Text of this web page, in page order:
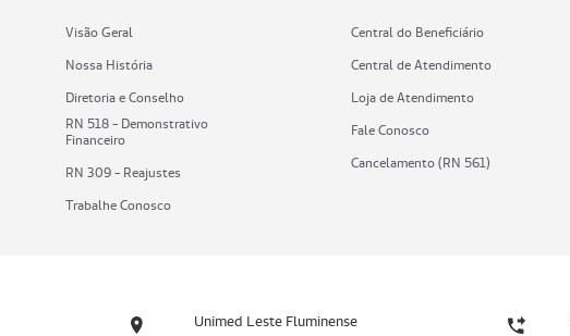
Visão Geral
Nossa História
Diretoria e Conselho
RN 518 - Demonstrativo
Financeiro
RN 309 - Reajustes
Trabalhe Conosco
Central do Beneficiário
Central de Atendimento
Loja de Atendimento
Fale Conosco
Cancelamento (RN 561)
Unimed Leste Fluminense